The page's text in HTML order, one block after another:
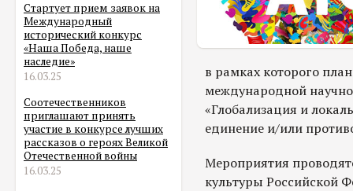
Стартует прием заявок на
Международный
исторический конкурс
«Наша Победа, наше
наследие»
16.03.25
Соотечественников
приглашают принять
участие в конкурсе лучших
рассказов о героях Великой
Отечественной войны
16.03.25
в рамках которого
международной
«Глобализация и
единение и/или
Мероприятия
культуры Российской